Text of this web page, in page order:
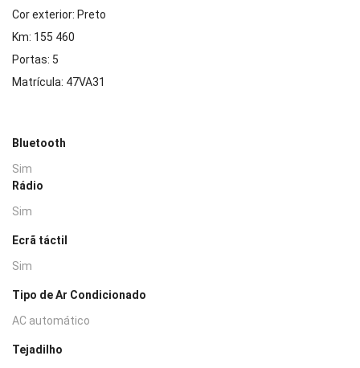
Cor exterior: Preto
Km: 155 460
Portas: 5
Matrícula: 47VA31
Bluetooth
Sim
Rádio
Sim
Ecrã táctil
Sim
Tipo de Ar Condicionado
AC automático
Tejadilho